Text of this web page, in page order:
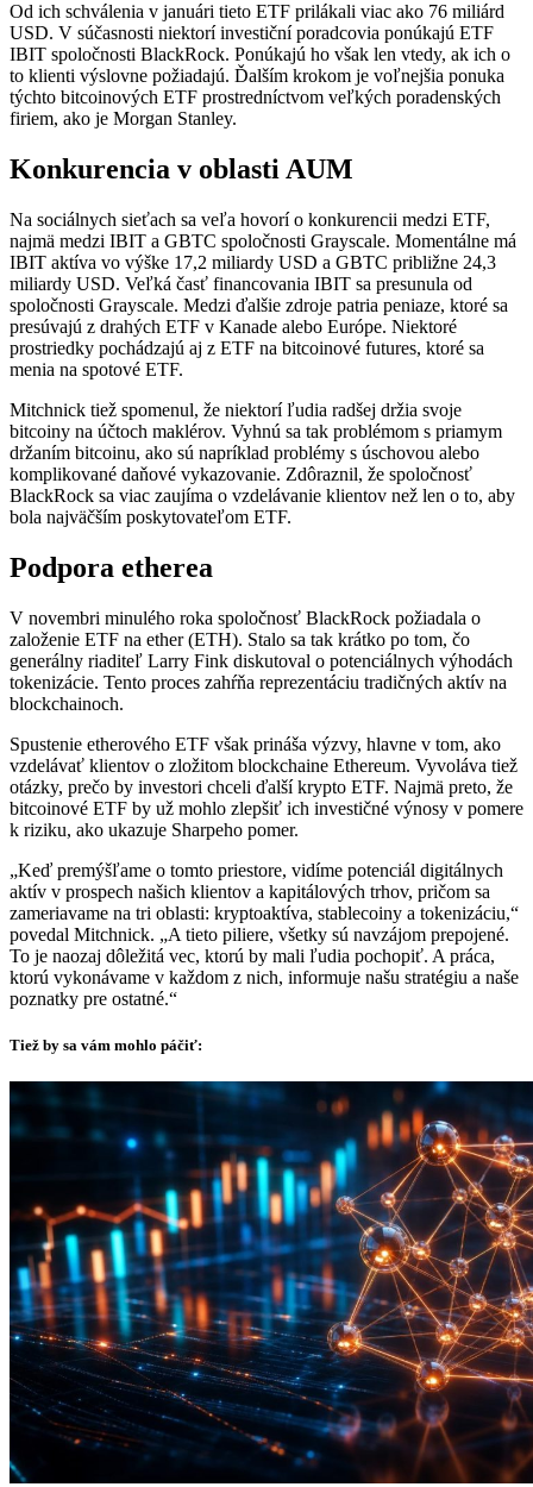
Od ich schválenia v januári tieto ETF prilákali viac ako 76 miliárd
USD. V súčasnosti niektorí investiční poradcovia ponúkajú ETF
IBIT spoločnosti BlackRock. Ponúkajú ho však len vtedy, ak ich o
to klienti výslovne požiadajú. Ďalším krokom je voľnejšia ponuka
týchto bitcoinových ETF prostredníctvom veľkých poradenských
firiem, ako je Morgan Stanley.
Konkurencia v oblasti AUM
Na sociálnych sieťach sa veľa hovorí o konkurencii medzi ETF,
najmä medzi IBIT a GBTC spoločnosti Grayscale. Momentálne má
IBIT aktíva vo výške 17,2 miliardy USD a GBTC približne 24,3
miliardy USD. Veľká časť financovania IBIT sa presunula od
spoločnosti Grayscale. Medzi ďalšie zdroje patria peniaze, ktoré sa
presúvajú z drahých ETF v Kanade alebo Európe. Niektoré
prostriedky pochádzajú aj z ETF na bitcoinové futures, ktoré sa
menia na spotové ETF.
Mitchnick tiež spomenul, že niektorí ľudia radšej držia svoje
bitcoiny na účtoch maklérov. Vyhnú sa tak problémom s priamym
držaním bitcoinu, ako sú napríklad problémy s úschovou alebo
komplikované daňové vykazovanie. Zdôraznil, že spoločnosť
BlackRock sa viac zaujíma o vzdelávanie klientov než len o to, aby
bola najväčším poskytovateľom ETF.
Podpora etherea
V novembri minulého roka spoločnosť BlackRock požiadala o
založenie ETF na ether (ETH). Stalo sa tak krátko po tom, čo
generálny riaditeľ Larry Fink diskutoval o potenciálnych výhodách
tokenizácie. Tento proces zahŕňa reprezentáciu tradičných aktív na
blockchainoch.
Spustenie etherového ETF však prináša výzvy, hlavne v tom, ako
vzdelávať klientov o zložitom blockchaine Ethereum. Vyvoláva tiež
otázky, prečo by investori chceli ďalší krypto ETF. Najmä preto, že
bitcoinové ETF by už mohlo zlepšiť ich investičné výnosy v pomere
k riziku, ako ukazuje Sharpeho pomer.
„Keď premýšľame o tomto priestore, vidíme potenciál digitálnych
aktív v prospech našich klientov a kapitálových trhov, pričom sa
zameriavame na tri oblasti: kryptoaktíva, stablecoiny a tokenizáciu,“
povedal Mitchnick. „A tieto piliere, všetky sú navzájom prepojené.
To je naozaj dôležitá vec, ktorú by mali ľudia pochopiť. A práca,
ktorú vykonávame v každom z nich, informuje našu stratégiu a naše
poznatky pre ostatné.“
Tiež by sa vám mohlo páčiť: